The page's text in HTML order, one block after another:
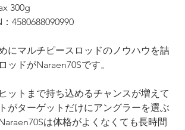
300g
4580688090990
にマルチピースロッドのノウハウを詰
ドがNaraen70Sです。
ットまで持ち込めるチャンスが増えて
がターゲットだけにアングラーを選ぶ
は体格がよくなくても長時間